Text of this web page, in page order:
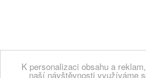
K personalizaci obsahu a
naší návštěvnosti využíváme